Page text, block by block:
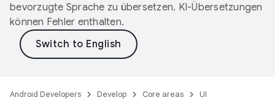
bevorzugte Sprache zu übersetzen. KI-Übersetzungen
können Fehler enthalten.
Android Developers Develop Core areas
UI